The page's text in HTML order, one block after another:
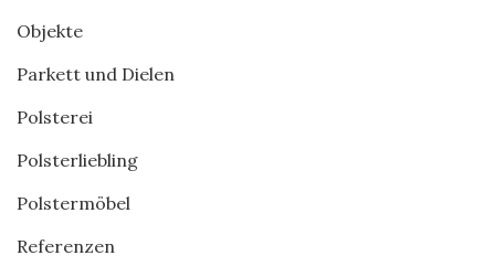
Objekte
Parkett und Dielen
Polsterei
Polsterliebling
Polstermöbel
Referenzen